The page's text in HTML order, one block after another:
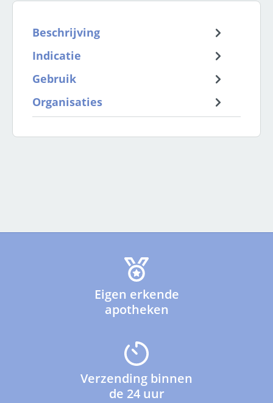
Beschrijving
Indicatie
Gebruik
Organisaties
Eigen erkende
apotheken
Verzending binnen
de 24 uur